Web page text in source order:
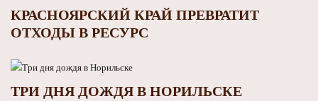
КРАСНОЯРСКИЙ КРАЙ ПРЕВРАТИТ
ОТХОДЫ В РЕСУРС
ТРИ ДНЯ ДОЖДЯ В НОРИЛЬСКЕ